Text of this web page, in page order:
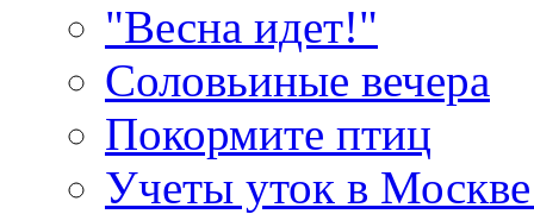
"Весна идет!"
Соловьиные вечера
Покормите птиц
Учеты уток в